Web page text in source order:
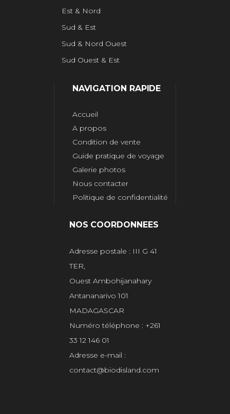
Est & Nord
Sud & Est
Sud & Nord Ouest
Sud Ouest & Est
NAVIGATION RAPIDE
Accueil
A propos
Condition de vente
Guide pratique de voyage
Galerie photos
Nous contacter
Politique de confidentialité
NOS COORDONNEES
Adresse postale : III G 41
TER,
Ouest Ambohijanahary
Antananarivo 101
MADAGASCAR
Numéro téléphone : +261
33 12 146 01
Adresse e-mail :
contact@biodisland.com